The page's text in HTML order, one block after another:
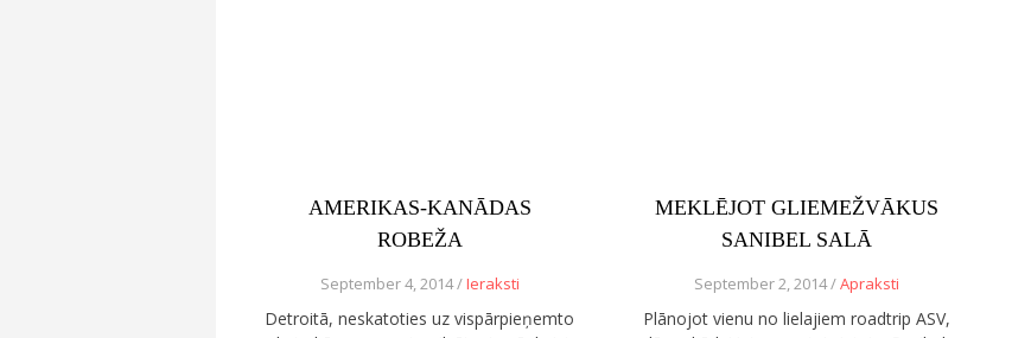
AMERIKAS-KANĀDAS
ROBEŽA
September 4, 2014 /Ieraksti
Detroitā, neskatoties uz vispārpieņemto
MEKLĒJOT GLIEMEŽVĀKUS
SANIBEL SALĀ
September 2, 2014 /Apraksti
Plānojot vienu no lielajiem roadtrip ASV,